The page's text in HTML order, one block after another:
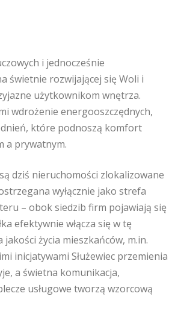
i jednocześnie
świetnie rozwijającej się Woli i
użytkownikom wnętrza.
wdrożenie energooszczędnych,
które podnoszą komfort
a prywatnym.
dziś nieruchomości zlokalizowane
wyłącznie jako strefa
– obok siedzib firm pojawiają się
efektywnie włącza się w tę
życia mieszkańców, m.in.
inicjatywami Służewiec przemienia
a świetna komunikacja,
usługowe tworzą wzorcową